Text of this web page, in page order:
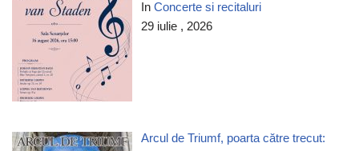
InConcerte si recitaluri
29 iulie , 2026
Arcul de Triumf, poarta către trecut: